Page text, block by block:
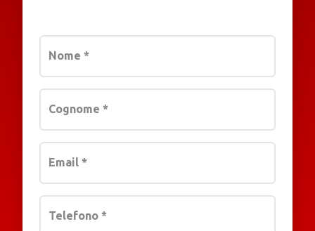
Nome *
Cognome *
Email *
Telefono *